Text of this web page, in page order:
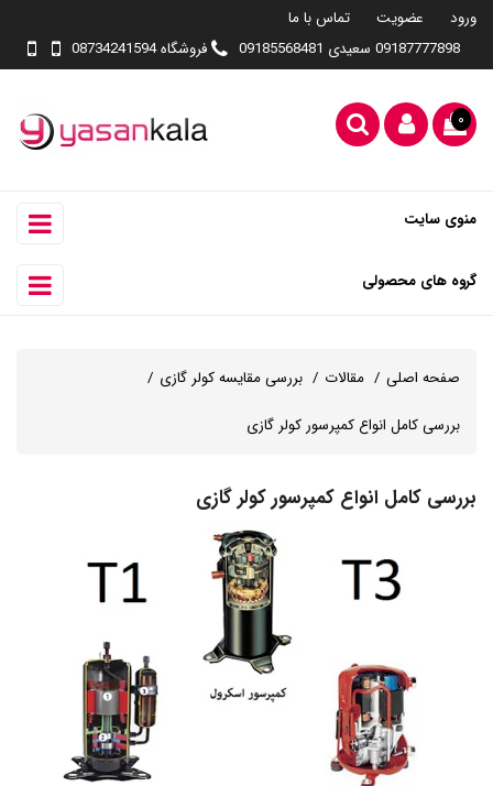
ورود عضویت
تماس با ما
09187777898 سعیدی 09185568481
فروشگاه 08734241594
۰
منوی سایت
گروه های محصولی
صفحه اصلی مقالات بررسی مقایسه کولر گازی
بررسی کامل انواع کمپرسور کولر گازی
بررسی کامل انواع کمپرسور کولر گازی